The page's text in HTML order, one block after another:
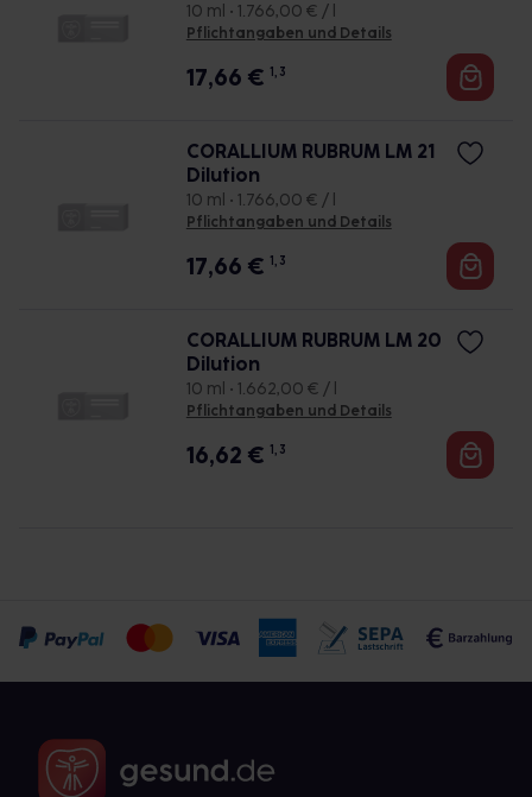
10 ml • 1.766,00 € / l
Pflichtangaben und Details
17,66 € 1, 3
CORALLIUM RUBRUM LM 21
Dilution
10 ml • 1.766,00 € / l
Pflichtangaben und Details
17,66 € 1, 3
CORALLIUM RUBRUM LM 20
Dilution
10 ml • 1.662,00 € / l
Pflichtangaben und Details
16,62 € 1, 3